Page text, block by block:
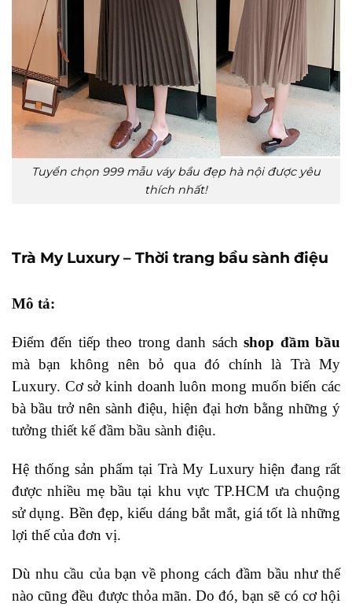
Tuyển chọn 999 mẫu váy bầu đẹp hà nội được yêu
thích nhất!
Trà My Luxury – Thời trang bầu sành điệu
Mô tả:
Điểm đến tiếp theo trong danh sáchshop đầm bầu
mà bạn không nên bỏ qua đó chính là Trà My
Luxury. Cơ sở kinh doanh luôn mong muốn biến các
bà bầu trở nên sành điệu, hiện đại hơn bằng những ý
tưởng thiết kế đầm bầu sành điệu.
Hệ thống sản phẩm tại Trà My Luxury hiện đang rất
được nhiều mẹ bầu tại khu vực TP.HCM ưa chuộng
sử dụng. Bền đẹp, kiểu dáng bắt mắt, giá tốt là những
lợi thế của đơn vị.
Dù nhu cầu của bạn về phong cách đầm bầu như thế
nào cũng đều được thỏa mãn. Do đó, bạn sẽ có cơ hội